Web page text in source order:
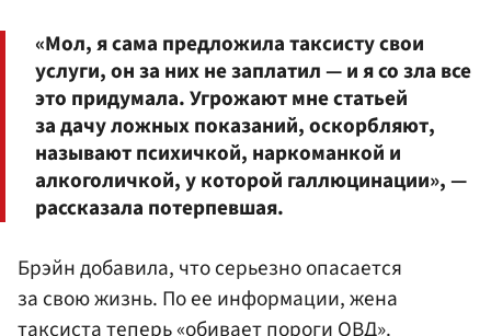
«Мол, я сама предложила таксисту свои
услуги, он за них не заплатил — и я со зла все
это придумала. Угрожают мне статьей
за дачу ложных показаний, оскорбляют,
называют психичкой, наркоманкой и
алкоголичкой, у которой галлюцинации», —
рассказала потерпевшая.
Брэйн добавила, что серьезно опасается
за свою жизнь. По ее информации, жена